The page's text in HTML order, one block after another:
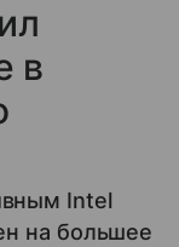
в
Intel
на большее